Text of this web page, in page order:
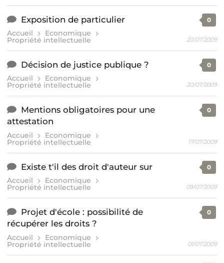
Exposition de particulier
Accueil Economique
Propriété intellectuelle
0
20/07/2009
Décision de justice publique ?
Accueil Economique
Propriété intellectuelle
0
20/07/2009
Mentions obligatoires pour une
attestation
Accueil Economique
Propriété intellectuelle
0
17/07/2009
Existe t'il des droit d'auteur sur
Accueil Economique
Propriété intellectuelle
0
09/07/2009
Projet d'école : possibilité de
récupérer les droits ?
Accueil Economique
Propriété intellectuelle
0
01/07/2009